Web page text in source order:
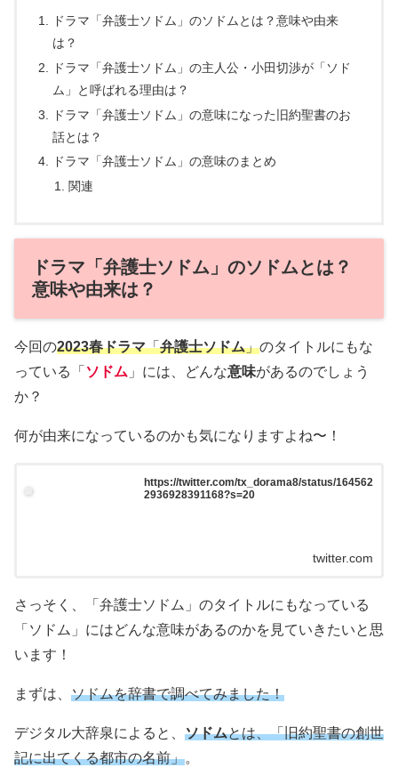
ドラマ「弁護士ソドム」のソドムとは？意味や由来
は？
ドラマ「弁護士ソドム」の主人公・小田切渉が「ソド
ム」と呼ばれる理由は？
ドラマ「弁護士ソドム」の意味になった旧約聖書のお
話とは？
ドラマ「弁護士ソドム」の意味のまとめ
関連
ドラマ「弁護士ソドム」のソドムとは？
意味や由来は？
今回の2023春ドラマ「弁護士ソドム」のタイトルにもな
っている「 ソドム 」には、どんな意味があるのでしょう
か？
何が由来になっているのかも気になりますよね〜！
https://twitter.com/tx_dorama8/status/164562
2936928391168?s=20
twitter.com
さっそく、「弁護士ソドム」のタイトルにもなっている
「ソドム」にはどんな意味があるのかを見ていきたいと思
います！
まずは、 ソドムを辞書で調べてみました！
デジタル大辞泉によると、 ソドムとは、「旧約聖書の創世
記に出てくる都市の名前」。